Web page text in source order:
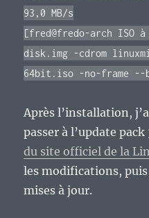
93,0 MB/s
[fred@fredo-arch ISO
disk.img -cdrom
64bit.iso -no-frame --
Après l’installation,
passer à l’update
du site officiel de la
les modifications,
mises à jour.